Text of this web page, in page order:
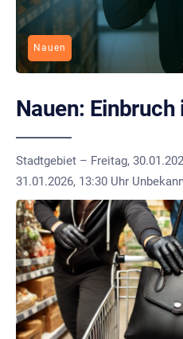
Nauen
Nauen:
Stadtgebiet – Freitag,
31.01.2026, 13:30 Uhr